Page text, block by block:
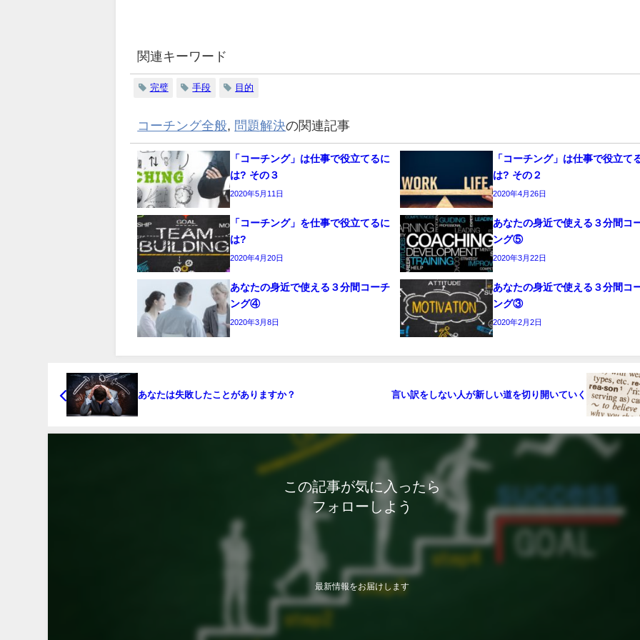
関連キーワード
完璧 手段 目的
コーチング全般, 問題解決の関連記事
「コーチング」は仕事で役立てるに
は? その３
2020年5月11日
「コーチング」は仕事で役立て
は? その２
2020年4月26日
「コーチング」を仕事で役立てるに
は?
2020年4月20日
あなたの身近で使える３分間コ
ング⑤
2020年3月22日
あなたの身近で使える３分間コーチ
ング④
2020年3月8日
あなたの身近で使える３分間コ
ング③
2020年2月2日
あなたは失敗したことがありますか？ 言い訳をしない人が新しい道を切り開いていく
この記事が気に入ったら
フォローしよう
最新情報をお届けします